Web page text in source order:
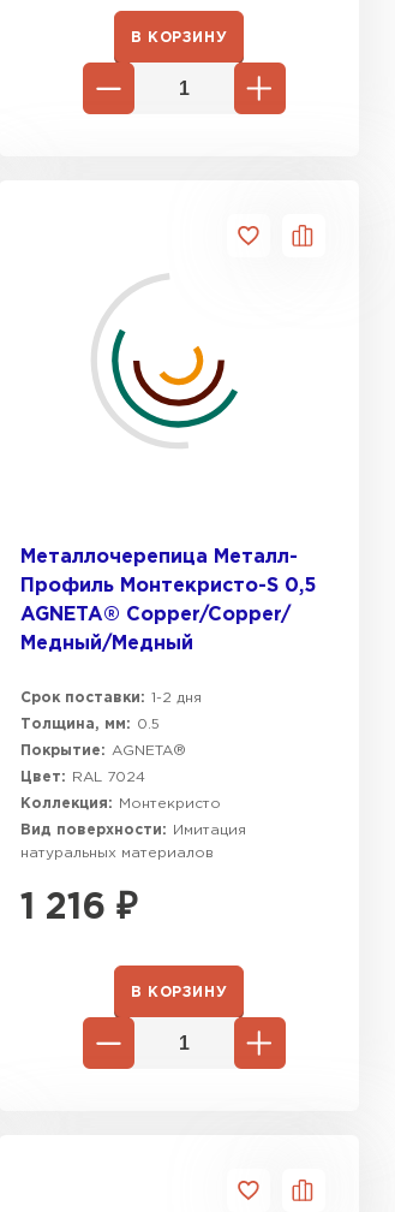
В КОРЗИНУ
Металлочерепица Металл-
Профиль Монтекристо-S 0,5
AGNETA® Copper/Copper/
Медный/Медный
Срок поставки: 1-2 дня
Толщина, мм:
0.5
Покрытие:
AGNETA®
Цвет:
RAL 7024
Коллекция:
Монтекристо
Вид поверхности:
Имитация
натуральных материалов
1 216 ₽
В КОРЗИНУ